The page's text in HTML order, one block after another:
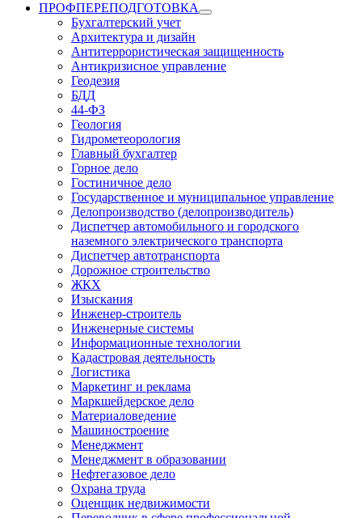
ПРОФПЕРЕПОДГОТОВКА
Бухгалтерский учет
Архитектура и дизайн
Антитеррористическая защищенность
Антикризисное управление
Геодезия
БДД
44-ФЗ
Геология
Гидрометеорология
Главный бухгалтер
Горное дело
Гостиничное дело
Государственное и муниципальное управление
Делопроизводство (делопроизводитель)
Диспетчер автомобильного и городского
наземного электрического транспорта
Диспетчер автотранспорта
Дорожное строительство
ЖКХ
Изыскания
Инженер-строитель
Инженерные системы
Информационные технологии
Кадастровая деятельность
Логистика
Маркетинг и реклама
Маркшейдерское дело
Материаловедение
Машиностроение
Менеджмент
Менеджмент в образовании
Нефтегазовое дело
Охрана труда
Оценщик недвижимости